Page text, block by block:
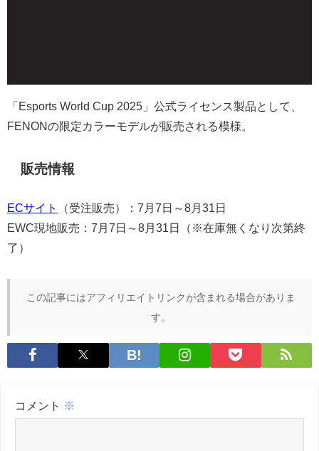
「Esports World Cup 2025」公式ライセンス製品として、
FENONの限定カラーモデルが販売される模様。
販売情報
ECサイト
（受注販売）：7月7日～8月31日
EWC現地販売：7月7日～8月31日（※在庫無くなり次第終
了）
この記事にはアフィリエイトリンクが含まれる場合がありま
す。
コメント ※